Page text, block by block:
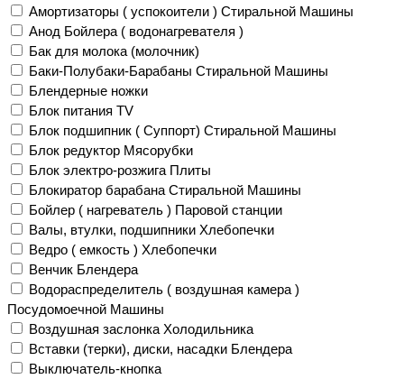
Амортизаторы ( успокоители ) Стиральной Машины
Анод Бойлера ( водонагревателя )
Бак для молока (молочник)
Баки-Полубаки-Барабаны Стиральной Машины
Блендерные ножки
Блок питания TV
Блок подшипник ( Суппорт) Стиральной Машины
Блок редуктор Мясорубки
Блок электро-розжига Плиты
Блокиратор барабана Стиральной Машины
Бойлер ( нагреватель ) Паровой станции
Валы, втулки, подшипники Хлебопечки
Ведро ( емкость ) Хлебопечки
Венчик Блендера
Водораспределитель ( воздушная камера )
Посудомоечной Машины
Воздушная заслонка Холодильника
Вставки (терки), диски, насадки Блендера
Выключатель-кнопка